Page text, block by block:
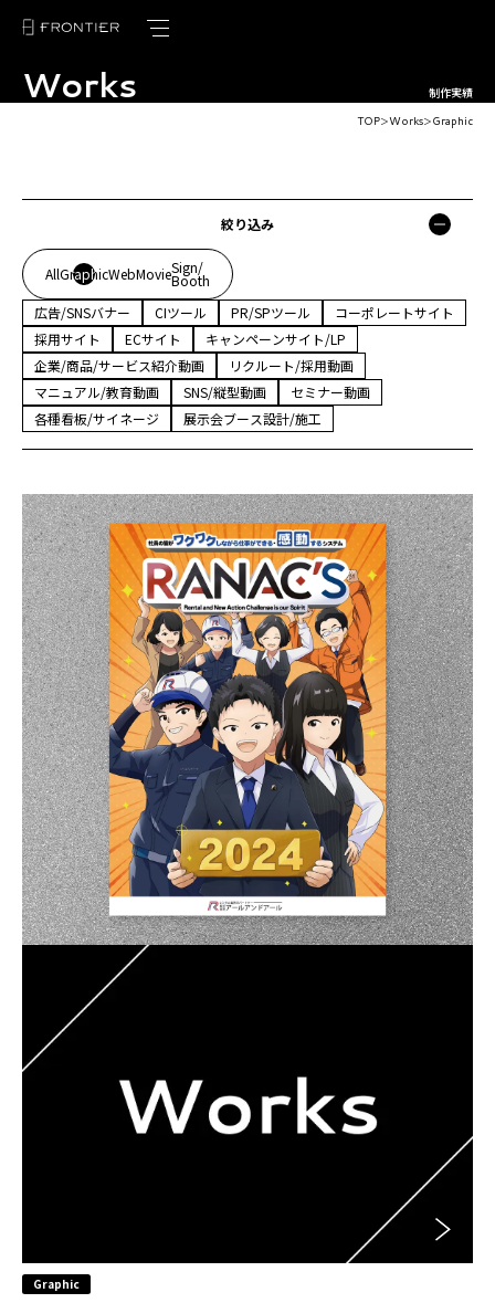
トップページ
お客様の声
ブログ
ニュース
会社概要
パートナー募集
プライバシーポリシー
お問い合わせ
資料請求
Works 制作実績
TOP＞Works＞Graphic
絞り込み
AllGraphicWebMovieSign/
Booth
広告/SNSバナー
CIツール PR/SPツール
コーポレートサイト
採用サイト
ECサイト
キャンペーンサイト/LP
企業/商品/サービス紹介動画
リクルート/採用動画
マニュアル/教育動画
SNS/縦型動画
セミナー動画
各種看板/サイネージ
展示会ブース設計/施工
Graphic